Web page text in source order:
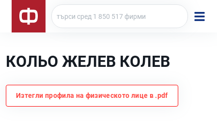
КОЛЬО ЖЕЛЕВ КОЛЕВ
Изтегли профила на физическото лице в .pdf